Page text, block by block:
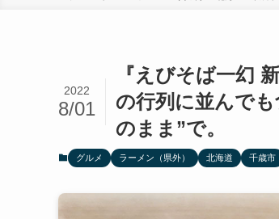
『えびそば一幻
の行列に並んで
のまま”で。
2022
8/01
グルメ ラーメン（県外） 北海道 千歳市